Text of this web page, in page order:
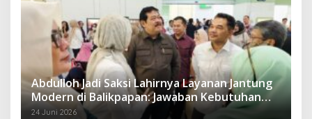
Abdulloh Jadi Saksi Lahirnya Layanan Jantung
Modern di Balikpapan: Jawaban Kebutuhan
Rakyat
24 Juni 2026